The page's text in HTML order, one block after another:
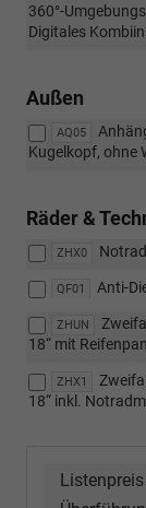
360°-
Digitales
Außen
AQ05
Kugelkopf, ohne
Räder &
ZHX0
QF01 Anti-
ZHUN
18“ mit
ZHX1
18“ inkl.